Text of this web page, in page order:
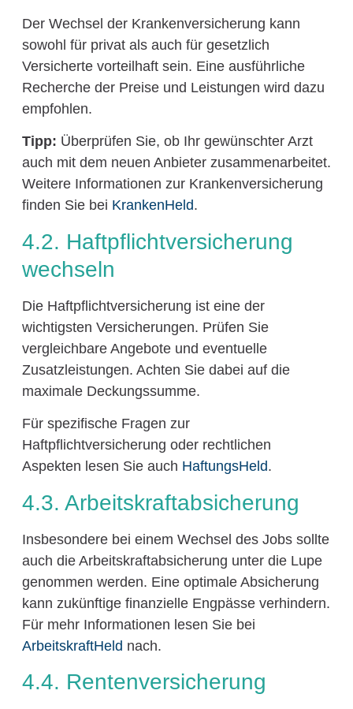
Der Wechsel der Krankenversicherung kann
sowohl für privat als auch für gesetzlich
Versicherte vorteilhaft sein. Eine ausführliche
Recherche der Preise und Leistungen wird dazu
empfohlen.
Tipp: Überprüfen Sie, ob Ihr gewünschter Arzt
auch mit dem neuen Anbieter zusammenarbeitet.
Weitere Informationen zur Krankenversicherung
finden Sie bei KrankenHeld.
4.2. Haftpflichtversicherung
wechseln
Die Haftpflichtversicherung ist eine der
wichtigsten Versicherungen. Prüfen Sie
vergleichbare Angebote und eventuelle
Zusatzleistungen. Achten Sie dabei auf die
maximale Deckungssumme.
Für spezifische Fragen zur
Haftpflichtversicherung oder rechtlichen
Aspekten lesen Sie auch HaftungsHeld.
4.3. Arbeitskraftabsicherung
Insbesondere bei einem Wechsel des Jobs sollte
auch die Arbeitskraftabsicherung unter die Lupe
genommen werden. Eine optimale Absicherung
kann zukünftige finanzielle Engpässe verhindern.
Für mehr Informationen lesen Sie bei
ArbeitskraftHeld nach.
4.4. Rentenversicherung